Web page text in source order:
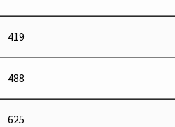
419
488
625